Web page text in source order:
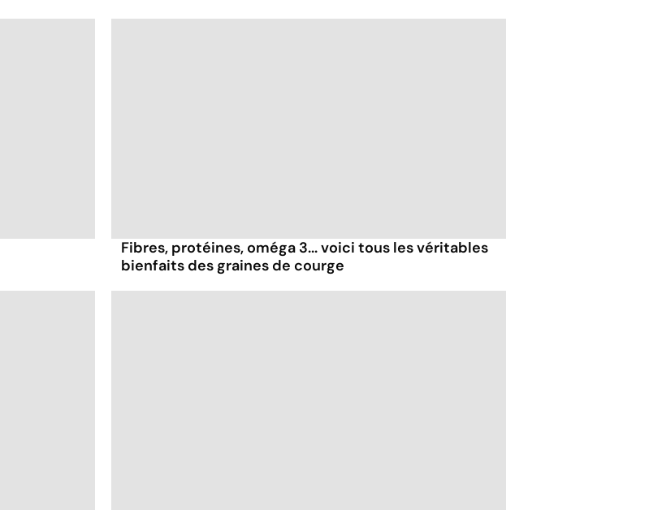
Fibres, protéines, oméga 3... voici tous les véritables
bienfaits des graines de courge